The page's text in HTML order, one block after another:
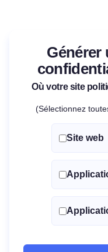
Générer
Où votre site
(Sélectionnez
Site web